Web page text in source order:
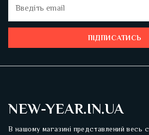
ПІДПИСАТИСЬ
NEW-YEAR.IN.UA
В нашому магазині представлений весь